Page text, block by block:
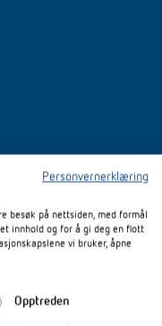
Personvernerklæring
besøk på nettsiden, med formål
innhold og for å gi deg en flott
vi bruker, åpne
Opptreden